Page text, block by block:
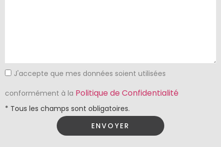
J'accepte que mes données soient utilisées
conformément à la Politique de Confidentialité
* Tous les champs sont obligatoires.
ENVOYER